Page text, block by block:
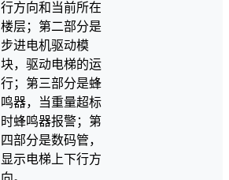
行方向和当前所在
楼层；第二部分是
步进电机驱动模
块，驱动电梯的运
行；第三部分是蜂
鸣器，当重量超标
时蜂鸣器报警；第
四部分是数码管，
显示电梯上下行方